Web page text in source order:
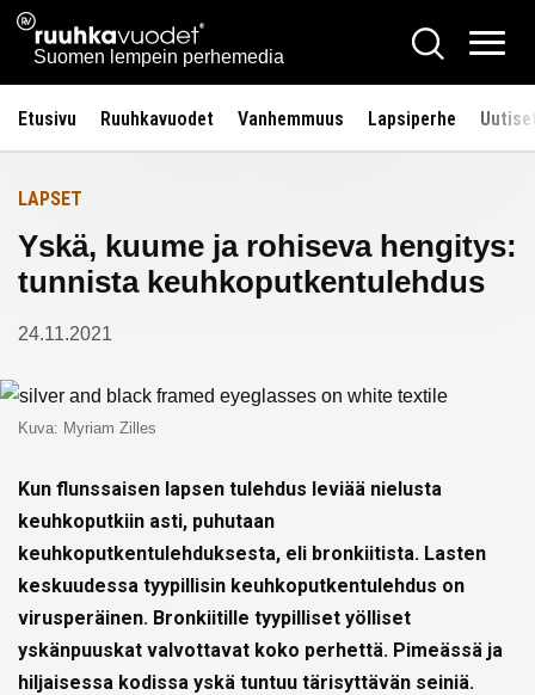
Siirry
sisältöön
Ruuhkavuodet.fi
Suomen lempein perhemedia
Hae
Etusivu Ruuhkavuodet Vanhemmuus Lapsiperhe
Etusivulle
LAPSET
Yskä, kuume ja rohiseva hengitys:
tunnista keuhkoputkentulehdus
24.11.2021
Kuva: Myriam Zilles
Kun flunssaisen lapsen tulehdus leviää nielusta
keuhkoputkiin asti, puhutaan
keuhkoputkentulehduksesta, eli bronkiitista. Lasten
keskuudessa tyypillisin keuhkoputkentulehdus on
virusperäinen. Bronkiitille tyypilliset yölliset
yskänpuuskat valvottavat koko perhettä. Pimeässä ja
hiljaisessa kodissa yskä tuntuu tärisyttävän seiniä.